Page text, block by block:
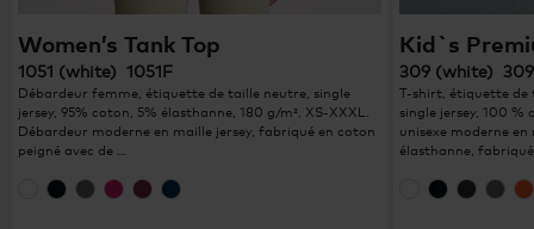
Women’s Tank Top
1051 (white) 1051F
Débardeur femme, étiquette de taille neutre, single
jersey, 95% coton, 5% élasthanne, 180 g/m², XS-XXXL.
Débardeur moderne en maille jersey, fabriqué en coton
peigné avec de …
Kid`s
309 (white)
T-shirt, étiquette
single jersey, 100 %
unisexe moderne
élasthanne,